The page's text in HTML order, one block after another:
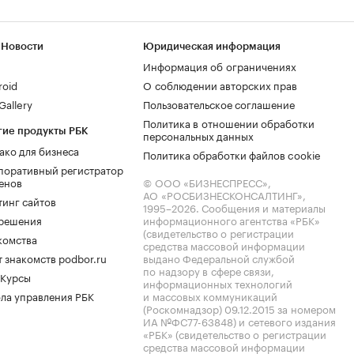
продукты РБК
для бизнеса
регистратор
сайтов
знакомств podbor.ru
управления РБК
Юридическая информация
Информация об ограничениях
О соблюдении авторских прав
Пользовательское соглашение
Политика в отношении обработки
персональных данных
Политика обработки файлов cookie
© ООО «БИЗНЕСПРЕСС»,
АО «РОСБИЗНЕСКОНСАЛТИНГ»,
1995–2026. Сообщения и материалы
информационного агентства «РБК»
(свидетельство о регистрации
средства массовой информации
выдано Федеральной службой
по надзору в сфере связи,
информационных технологий
и массовых коммуникаций
(Роскомнадзор) 09.12.2015 за номером
ИА №ФС77-63848) и сетевого издания
«РБК» (свидетельство о регистрации
средства массовой информации